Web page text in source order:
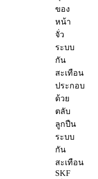
ของ
หน้า
จั่ว
ระบบ
กัน
สะเทือน
ประกอบ
ด้วย
ตลับ
ลูกปืน
ระบบ
กัน
สะเทือน
SKF